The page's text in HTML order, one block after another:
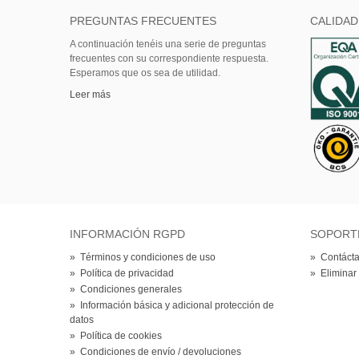
PREGUNTAS FRECUENTES
A continuación tenéis una serie de preguntas
frecuentes con su correspondiente respuesta.
Esperamos que os sea de utilidad.
Leer más
INFORMACIÓN RGPD
» Términos y condiciones de uso
»
Política de privacidad
» Condiciones generales
»
Información básica y adicional protección de
datos
»
Política de cookies
» Condiciones de envío / devoluciones
»
»